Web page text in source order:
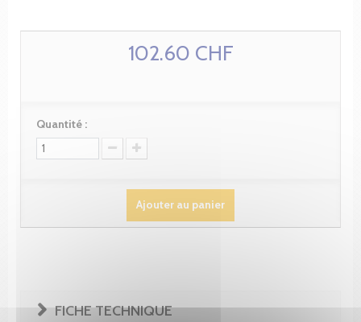
102.60 CHF
Quantité :
Ajouter au panier
FICHE TECHNIQUE